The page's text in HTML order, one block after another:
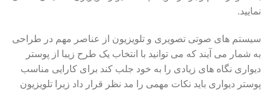
نمایید.
سیستم های صوتی تصویری و تلویزیون از عناصر مهم در طراحی
به شمار می آیند که می توانید با انتخاب یک طرح زیبا از پوستر
دیواری نگاه های زیادی را به خود جلب کند برای کارایی مناسب
پوستر دیواری باید نکات مهمی را مد نظر قرار داد زیرا تلویزیون